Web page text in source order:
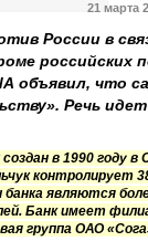
21 марта
России в
что
Речь
в 1990 году
контролирует
банка являются
Банк имеет
группа ОАО